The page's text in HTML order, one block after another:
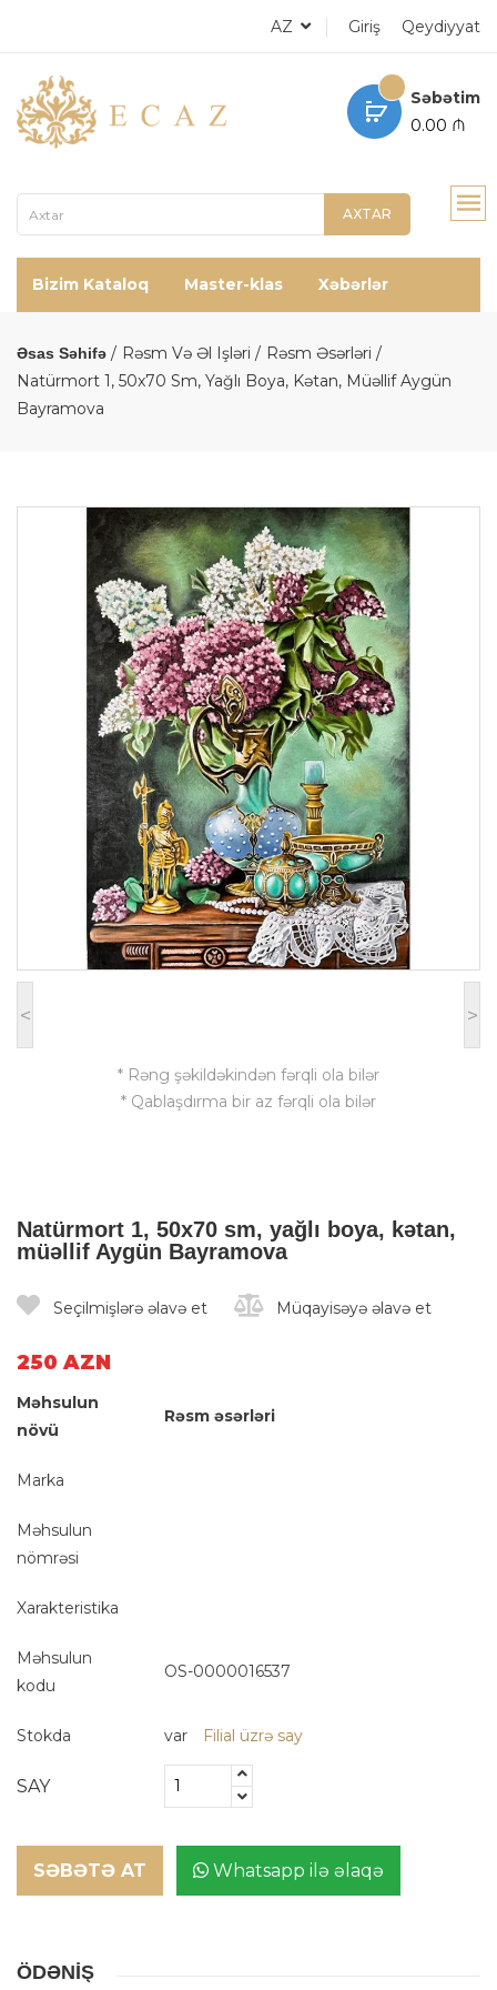
AZ Giriş Qeydiyyat
Səbətim
0.00 ₼
AXTAR
Bizim Kataloq Master-klas Xəbərlər
Əsas Səhifə Rəsm Və Əl Işləri
Rəsm Əsərləri
Natürmort 1, 50x70 Sm, Yağlı Boya, Kətan, Müəllif Aygün
Bayramova
< >
* Rəng şəkildəkindən fərqli ola bilər
* Qablaşdırma bir az fərqli ola bilər
Natürmort 1, 50x70 sm, yağlı boya, kətan,
müəllif Aygün Bayramova
Seçilmişlərə əlavə et Müqayisəyə əlavə et
250 AZN
Məhsulun
növü
Rəsm əsərləri
Marka
Məhsulun
nömrəsi
Xarakteristika
Məhsulun
kodu
OS-0000016537
Stokda var Filial üzrə say
SAY
SƏBƏTƏ AT Whatsapp ilə əlaqə
ÖDƏNİŞ